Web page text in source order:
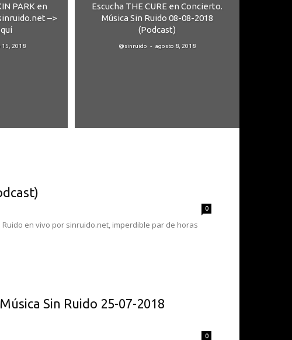
PARK en
–>
15, 2018
Escucha THE CURE en Concierto.
Música Sin Ruido 08-08-2018
(Podcast)
@sinruido - agosto 8, 2018
0
en vivo por sinruido.net, imperdible par de horas
Sin Ruido 25-07-2018
0